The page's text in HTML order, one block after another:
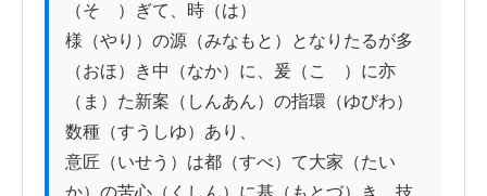
（そゝ）ぎて、時（は）
様（やり）の源（みなもと）となりたるが多
（おほ）き中（なか）に、爰（こゝ）に亦
（ま）た新案（しんあん）の指環（ゆびわ）
数種（すうしゆ）あり、
意匠（いせう）は都（すべ）て大家（たい